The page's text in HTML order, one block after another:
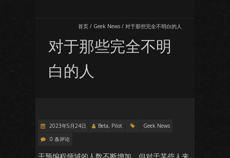
首页 / Geek News / 对于那些完全不明白的人
对于那些完全不明
白的人
2023年5月24日 Beta, Pilot
Geek News
0 条评论